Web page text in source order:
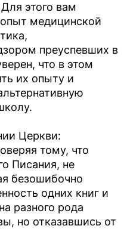
этого вам
медицинской
преуспевших в
что в этом
их опыту и
Церкви:
тому, что
Писания, не
безошибочно
одних книг и
разного рода
но отказавшись от